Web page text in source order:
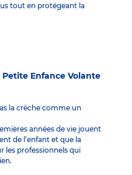
tout en protégeant la
Enfance Volante
la crèche comme un
années de vie jouent
de l’enfant et que la
les professionnels qui